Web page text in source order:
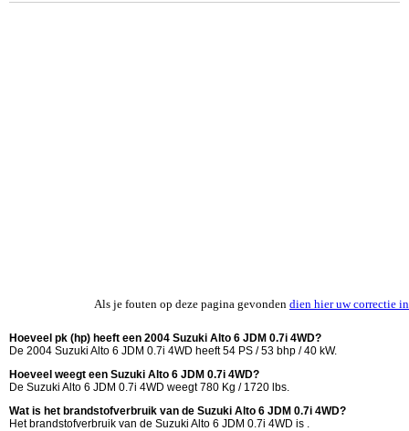
Als je fouten op deze pagina gevonden dien hier uw correctie in
Hoeveel pk (hp) heeft een 2004 Suzuki Alto 6 JDM 0.7i 4WD?
De 2004 Suzuki Alto 6 JDM 0.7i 4WD heeft 54 PS / 53 bhp / 40 kW.
Hoeveel weegt een Suzuki Alto 6 JDM 0.7i 4WD?
De Suzuki Alto 6 JDM 0.7i 4WD weegt 780 Kg / 1720 lbs.
Wat is het brandstofverbruik van de Suzuki Alto 6 JDM 0.7i 4WD?
Het brandstofverbruik van de Suzuki Alto 6 JDM 0.7i 4WD is .